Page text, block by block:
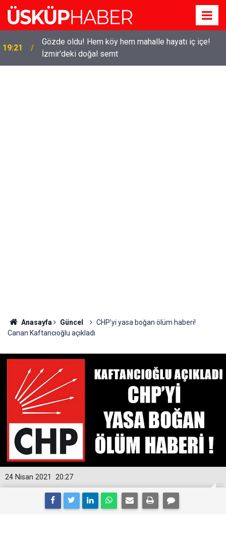
19:21
Gözde oldu! Hem köy hem mahalle hayatı iç içe!
İzmir'deki doğal semt
Anasayfa Güncel
CHP'yi yasa boğan ölüm haberi!
Canan Kaftancıoğlu açıkladı
20:27
24 Nisan 2021